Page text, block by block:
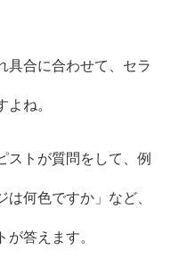
具合に合わせて、セラ
よね。
ストが質問をして、例
は何色ですか」など、
答えます。